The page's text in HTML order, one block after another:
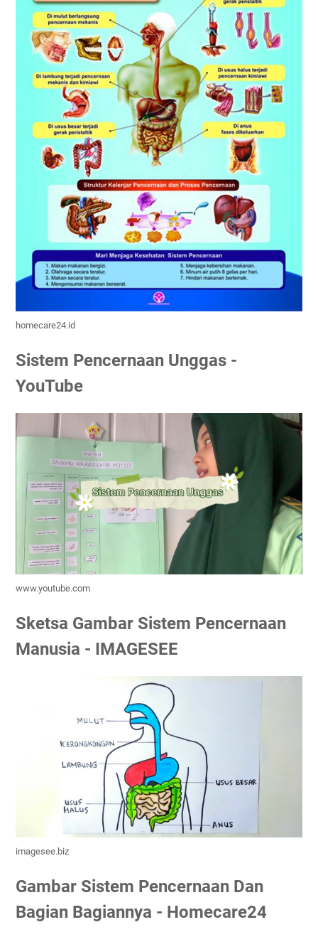
homecare24.id
Sistem Pencernaan Unggas -
YouTube
www.youtube.com
Sketsa Gambar Sistem Pencernaan
Manusia - IMAGESEE
imagesee.biz
Gambar Sistem Pencernaan Dan
Bagian Bagiannya - Homecare24